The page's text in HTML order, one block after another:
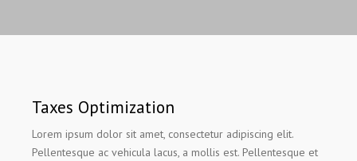
Taxes Optimization
Lorem ipsum dolor sit amet, consectetur adipiscing elit.
Pellentesque ac vehicula lacus, a mollis est. Pellentesque et